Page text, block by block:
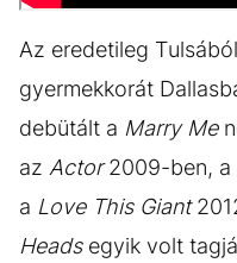
Az eredetileg
gyermekkorát
debütált a Marry Me
az Actor2009-ben, a
a Love This Giant
Headsegyik volt